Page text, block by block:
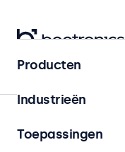
Monitoren
13 inch monitoren
Producten
Industrieën
Toepassingen